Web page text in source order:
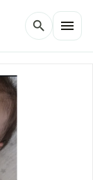
search menu